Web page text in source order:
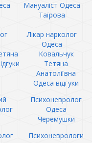
Мануаліст Одеса
Таїрова
Лікар нарколог
Одеса
Ковальчук
Тетяна
Анатоліївна
Одеса відгуки
Психоневролог
Одеса
Черемушки
Психоневрологи